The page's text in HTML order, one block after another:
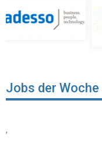
Jobs der
,